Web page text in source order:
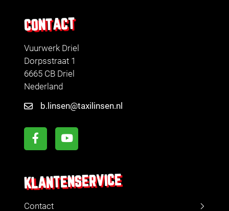
CONTACT
Vuurwerk Driel
Dorpsstraat 1
6665 CB Driel
Nederland
b.linsen@taxilinsen.nl
KLANTENSERVICE
Contact